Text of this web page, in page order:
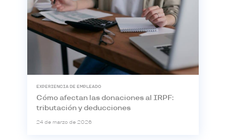
EXPERIENCIA DE EMPLEADO
Cómo afectan las donaciones al IRPF:
tributación y deducciones
24 de marzo de 2026